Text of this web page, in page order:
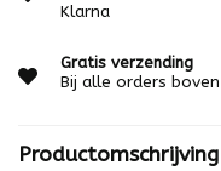
Klarna
Gratis verzending
Bij alle orders
Productomschrijving